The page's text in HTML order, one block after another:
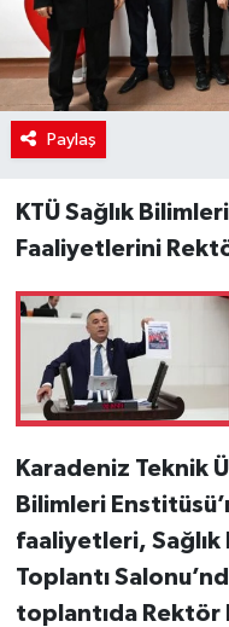
Paylaş
KTÜ Sağlık
Faaliyetlerini
Karadeniz Teknik
Bilimleri
faaliyetleri,
Toplantı
toplantıda Rektör